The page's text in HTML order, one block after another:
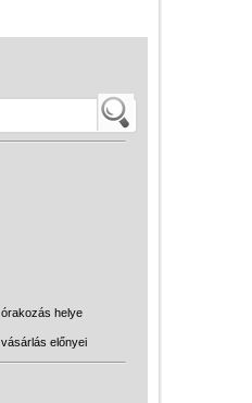
helye
előnyei
Intelligens gyurma
Licenszes TOP
gyerekajándékok